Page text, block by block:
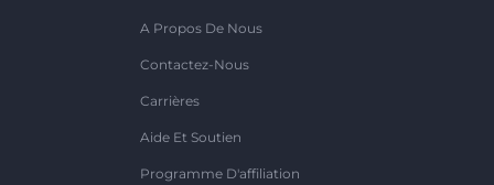
A Propos De Nous
Contactez-Nous
Carrières
Aide Et Soutien
Programme D'affiliation